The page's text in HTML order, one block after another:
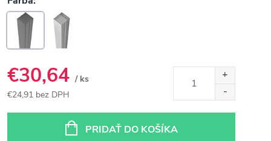
€30,64 / ks
€24,91 bez DPH
PRIDAŤ DO KOŠÍKA